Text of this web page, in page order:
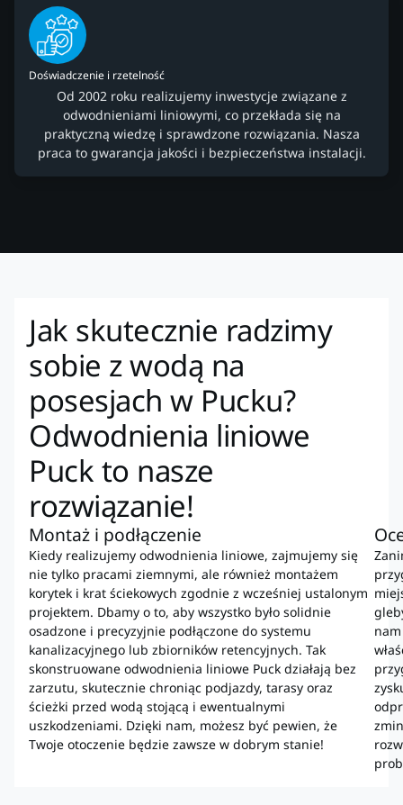
Doświadczenie i rzetelność
Od 2002 roku realizujemy inwestycje związane z
odwodnieniami liniowymi, co przekłada się na
praktyczną wiedzę i sprawdzone rozwiązania. Nasza
praca to gwarancja jakości i bezpieczeństwa instalacji.
Jak skutecznie radzimy
sobie z wodą na
posesjach w Pucku?
Odwodnienia liniowe
Puck to nasze
rozwiązanie!
Montaż i podłączenie
Kiedy realizujemy odwodnienia liniowe, zajmujemy się
nie tylko pracami ziemnymi, ale również montażem
korytek i krat ściekowych zgodnie z wcześniej ustalonym
projektem. Dbamy o to, aby wszystko było solidnie
osadzone i precyzyjnie podłączone do systemu
kanalizacyjnego lub zbiorników retencyjnych. Tak
skonstruowane odwodnienia liniowe Puck działają bez
zarzutu, skutecznie chroniąc podjazdy, tarasy oraz
ścieżki przed wodą stojącą i ewentualnymi
uszkodzeniami. Dzięki nam, możesz być pewien, że
Twoje otoczenie będzie zawsze w dobrym stanie!